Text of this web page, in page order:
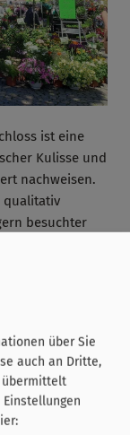
ist eine
Kulisse und
nachweisen.
qualitativ
besuchter
und endet
13.30 Uhr
vollständiges
Kräuter,
Obstsäfte,
Fleisch,
über Sie
auch an Dritte,
übermittelt